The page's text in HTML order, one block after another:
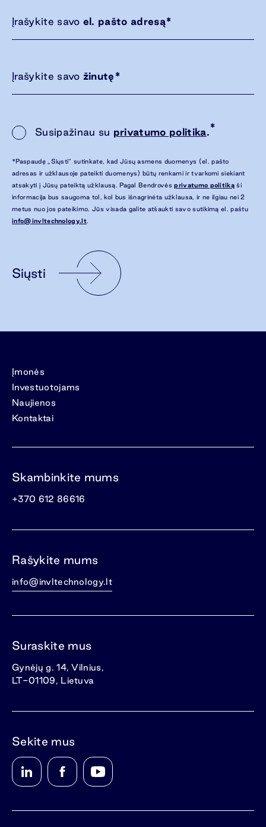
Įrašykite savo el. pašto adresą*
Įrašykite savo žinutę*
Susipažinau su privatumo politika.*
*Paspaudę „Siųsti“ sutinkate, kad Jūsų asmens duomenys (el. pašto
adresas ir užklausoje pateikti duomenys) būtų renkami ir tvarkomi siekiant
atsakyti į Jūsų pateiktą užklausą. Pagal Bendrovėsprivatumo politiką ši
informacija bus saugoma tol, kol bus išnagrinėta užklausa, ir ne ilgiau nei 2
metus nuo jos pateikimo. Jūs visada galite atšaukti savo sutikimą el. paštu
info@invltechnology.lt.
Siųsti
Įmonės
Investuotojams
Naujienos
Kontaktai
Skambinkite mums
+370 612 86616
Rašykite mums
info@invltechnology.lt
Suraskite mus
Gynėjų g. 14, Vilnius,
LT-01109, Lietuva
Sekite mus